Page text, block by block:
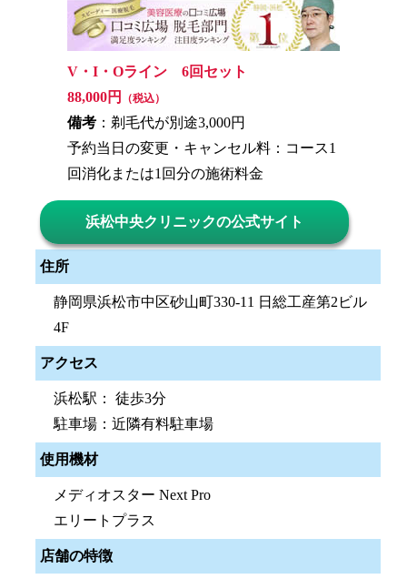
V・I・Oライン 6回セット
88,000円
（税込）
備考 ：剃毛代が別途3,000円
予約当日の変更・キャンセル料：コース1
回消化または1回分の施術料金
浜松中央クリニックの公式サイト
住所
静岡県浜松市中区砂山町330-11 日総工産第2ビル
4F
アクセス
浜松駅： 徒歩3分
駐車場：近隣有料駐車場
使用機材
メディオスター Next Pro
エリートプラス
店舗の特徴